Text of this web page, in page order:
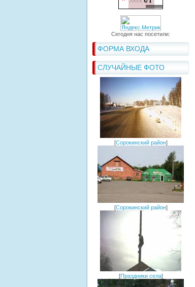
Сегодня нас посетили:
ФОРМА ВХОДА
СЛУЧАЙНЫЕ ФОТО
[Сорокинский район]
[Сорокинский район]
[Праздники села]